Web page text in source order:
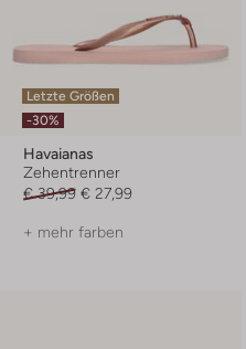
Letzte Größen
-30%
Havaianas
Zehentrenner
€ 39,99 € 27,99
+ mehr farben